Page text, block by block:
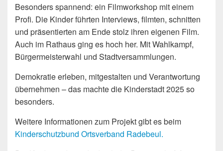
Besonders spannend: ein Filmworkshop mit einem
Profi. Die Kinder führten Interviews, filmten, schnitten
und präsentierten am Ende stolz ihren eigenen Film.
Auch im Rathaus ging es hoch her. Mit Wahlkampf,
Bürgermeisterwahl und Stadtversammlungen.
Demokratie erleben, mitgestalten und Verantwortung
übernehmen – das machte die Kinderstadt 2025 so
besonders.
Weitere Informationen zum Projekt gibt es beim
Kinderschutzbund Ortsverband Radebeul.